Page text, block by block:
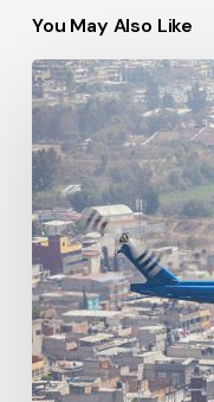
You May Also Like
A
vuelo
de
pájaro